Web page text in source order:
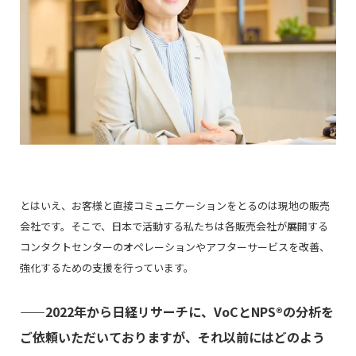
とはいえ、お客様と直接コミュニケーションをとるのは現地の販売
会社です。そこで、日本で活動する私たちは各販売会社が展開する
コンタクトセンターのオペレーションやアフターサービスを改善、
強化するための支援を行っています。
――2022年から日経リサーチに、VoCとNPS®の分析を
ご依頼いただいておりますが、それ以前にはどのよう